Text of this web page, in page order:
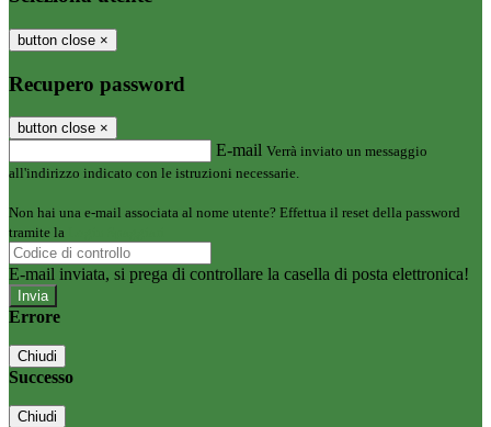
button close ×
Recupero password
button close ×
E-mail Verrà inviato un messaggio
all'indirizzo indicato con le istruzioni necessarie.
Non hai una e-mail associata al nome utente? Effettua il reset della password
tramite la
E-mail inviata, si prega di controllare la casella di posta elettronica!
Errore
Chiudi
Successo
Chiudi